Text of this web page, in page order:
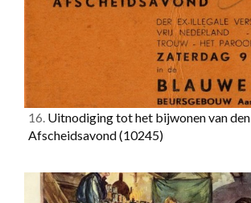
16. Uitnodiging tot het bijwonen van den
Afscheidsavond(10245)